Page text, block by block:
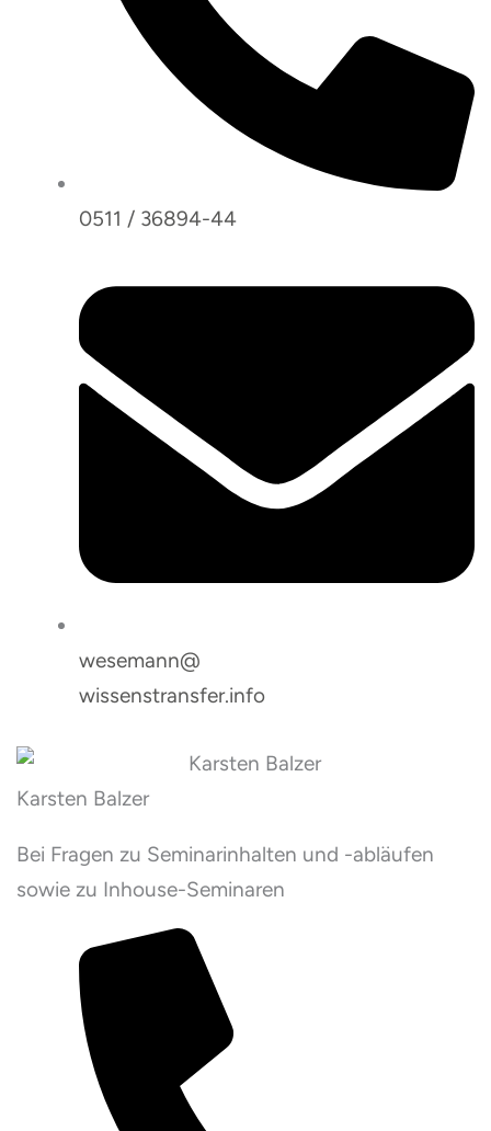
0511 / 36894-44
wesemann@
wissenstransfer.info
Karsten Balzer
Bei Fragen zu Seminarinhalten und -abläufen
sowie zu Inhouse-Seminaren